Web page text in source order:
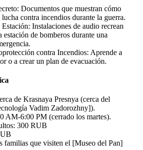
Documentos que muestran cómo
contra incendios durante la guerra.
Instalaciones de audio recrean
estación de bomberos durante una
contra Incendios: Aprende a
o a crear un plan de evacuación.
de Krasnaya Presnya (cerca del
Vadim Zadorozhny]).
AM-6:00 PM (cerrado los martes).
300 RUB
familias que visiten el [Museo del Pan]